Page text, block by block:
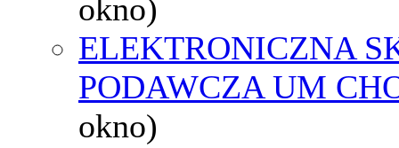
okno)
ELEKTRONICZNA
PODAWCZA UM
okno)